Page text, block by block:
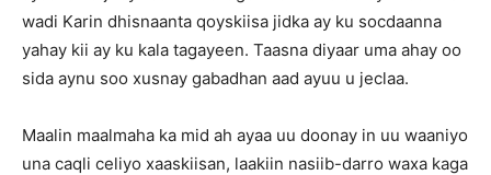
wadi Karin dhisnaanta qoyskiisa jidka ay ku socdaanna
yahay kii ay ku kala tagayeen. Taasna diyaar uma ahay oo
sida aynu soo xusnay gabadhan aad ayuu u jeclaa.
Maalin maalmaha ka mid ah ayaa uu doonay in uu waaniyo
una caqli celiyo xaaskiisan, laakiin nasiib-darro waxa kaga